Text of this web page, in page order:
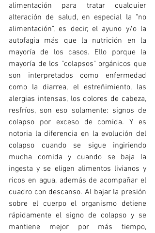
alimentación para tratar cualquier
alteración de salud, en especial la "no
alimentación", es decir, el ayuno y/o la
autofagia más que la nutrición en la
mayoría de los casos. Ello porque la
mayoría de los "colapsos" orgánicos que
son interpretados como enfermedad
como la diarrea, el estreñimiento, las
alergias intensas, los dolores de cabeza,
resfríos, son eso solamente: signos de
colapso por exceso de comida. Y es
notoria la diferencia en la evolución del
colapso cuando se sigue ingiriendo
mucha comida y cuando se baja la
ingesta y se eligen alimentos livianos y
ricos en agua, además de acompañar el
cuadro con descanso. Al bajar la presión
sobre el cuerpo el organismo detiene
rápidamente el signo de colapso y se
mantiene mejor por más tiempo,